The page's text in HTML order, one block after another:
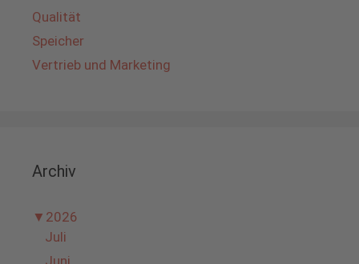
Qualität
Speicher
Vertrieb und Marketing
Archiv
▼ 2026
Juli